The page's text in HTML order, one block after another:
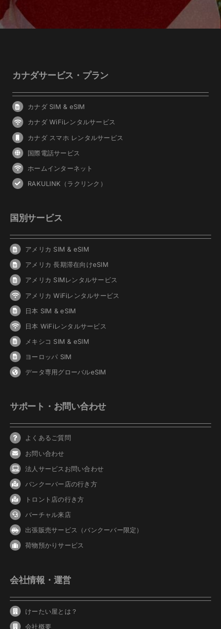
カナダサービス・プラン
カナダ SIM & eSIM
カナダ WiFiレンタルサービス
カナダ スマホ レンタルサービス
国際電話サービス
ホームインターネット
RAKULINK（ラクリンク）
国別サービス
アメリカ SIM & eSIM
アメリカ 長期滞在向けeSIM
アメリカ SIMレンタルサービス
アメリカ WiFiレンタルサービス
日本 SIM & eSIM
日本 WiFiレンタルサービス
メキシコ SIM & eSIM
ヨーロッパ SIM
データ専用グローバルeSIM
サポート・お問い合わせ
よくあるご質問
お問い合わせ
法人サービスお問い合わせ
バンクーバー 店の行き方
トロント店の行き方
バーチャル来店
出張販売サービス（バンクーバー限定）
荷物預かりサービス
会社情報・運営
けーたい屋とは？
会社概要